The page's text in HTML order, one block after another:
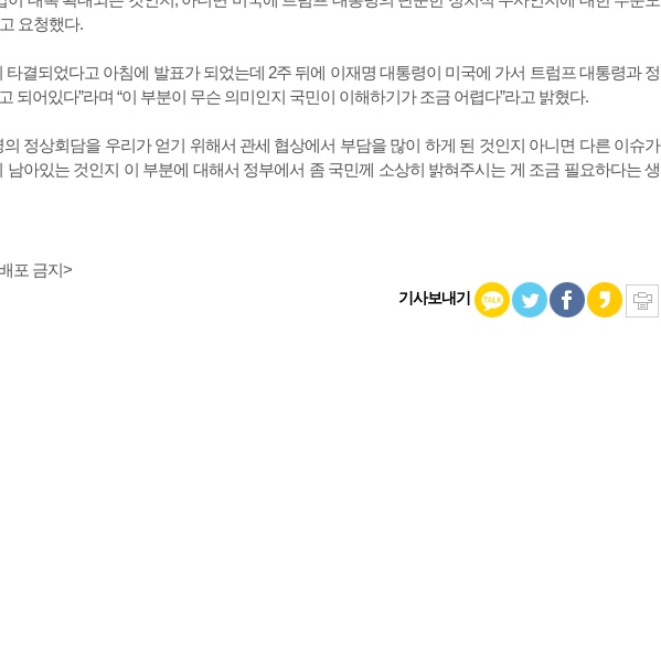
요청했다.
결되었다고 아침에 발표가 되었는데 2주 뒤에 이재명 대통령이 미국에 가서 트럼프 대통령과 정
되어있다”라며 “이 부분이 무슨 의미인지 국민이 이해하기가 조금 어렵다”라고 밝혔다.
정상회담을 우리가 얻기 위해서 관세 협상에서 부담을 많이 하게 된 것인지 아니면 다른 이슈가
아있는 것인지 이 부분에 대해서 정부에서 좀 국민께 소상히 밝혀주시는 게 조금 필요하다는 생
포 금지>
기사보내기